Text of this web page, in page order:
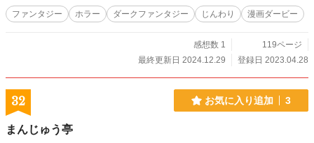
ファンタジー ホラー ダークファンタジー じんわり 漫画ダービー
感想数 1
119ページ
最終更新日 2024.12.29
登録日 2023.04.28
32 お気に入り追加 3
まんじゅう亭